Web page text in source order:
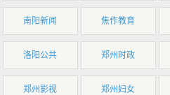
南阳新闻 焦作教育
洛阳公共 郑州时政
郑州影视 郑州妇女